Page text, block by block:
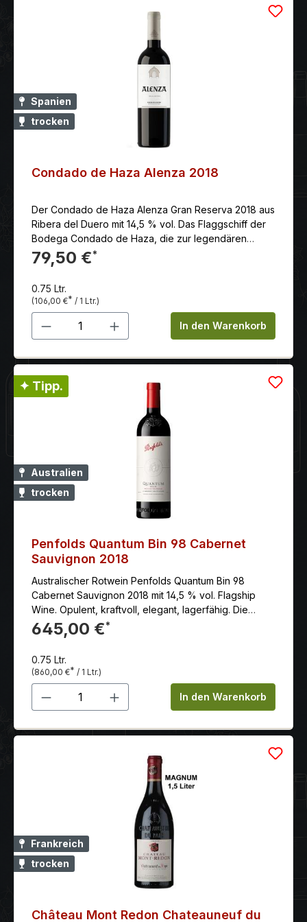
Spanien
trocken
Condado de Haza Alenza 2018
Der Condado de Haza Alenza Gran Reserva 2018 aus
Ribera del Duero mit 14,5 % vol. Das Flaggschiff der
Bodega Condado de Haza, die zur legendären
Familie Fernández Rivera (bekannt durch Tinto
Pesquera) gehört.
79,50 €*
0.75 Ltr.
(106,00 €* / 1 Ltr.)
Produkt Anzahl: Gib denIn den Warenkorb
✦ Tipp.
Australien
trocken
Penfolds Quantum Bin 98 Cabernet
Sauvignon 2018
Australischer Rotwein Penfolds Quantum Bin 98
Cabernet Sauvignon 2018 mit 14,5 % vol. Flagship
Wine. Opulent, kraftvoll, elegant, lagerfähig. Die
Tannine sind fein geschliffen, fast wie Samt, aber mit
einem Rückgrat, das für Jahrzehnte gebaut ist.
645,00 €*
0.75 Ltr.
(860,00 €* / 1 Ltr.)
Produkt Anzahl: Gib denIn den Warenkorb
Frankreich
trocken
Château Mont Redon Chateauneuf du